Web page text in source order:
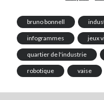
bruno bonnell
infogrammes jeux
quartier de l'industrie
robotique vaise